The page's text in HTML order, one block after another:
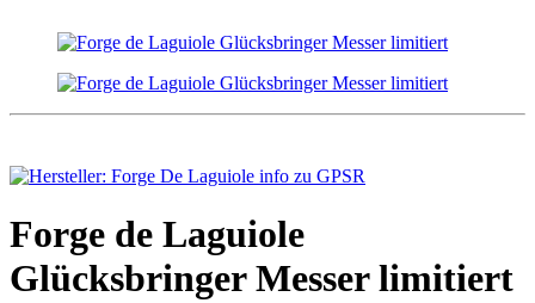
Forge de Laguiole
Glücksbringer Messer limitiert